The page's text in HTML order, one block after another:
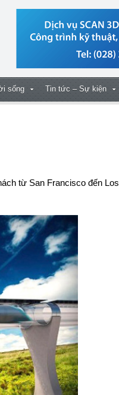
sống Tin tức – Sự kiện
từ San Francisco đến Los